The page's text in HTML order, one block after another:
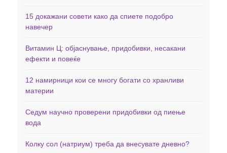
15 докажани совети како да спиете подобро
навечер
Витамин Ц: објаснување, придобивки, несакани
ефекти и повеќе
12 намирници кои се многу богати со хранливи
материи
Седум научно проверени придобивки од пиење
вода
Колку сол (натриум) треба да внесувате дневно?